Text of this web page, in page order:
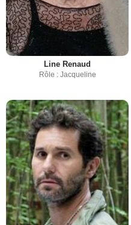
Line Renaud
Rôle : Jacqueline